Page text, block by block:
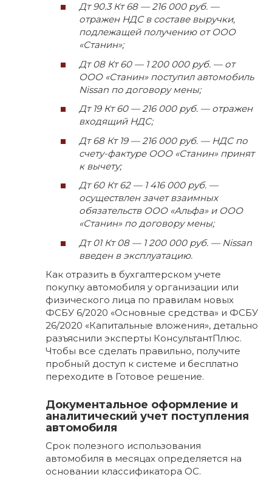
Дт 90.3 Кт 68 — 216 000 руб. —
отражен НДС в составе выручки,
подлежащей получению от ООО
«Станин»;
Дт 08 Кт 60 — 1 200 000 руб. — от
ООО «Станин» поступил автомобиль
Nissan по договору мены;
Дт 19 Кт 60 — 216 000 руб. — отражен
входящий НДС;
Дт 68 Кт 19 — 216 000 руб. — НДС по
счету-фактуре ООО «Станин» принят
к вычету;
Дт 60 Кт 62 — 1 416 000 руб. —
осуществлен зачет взаимных
обязательств ООО «Альфа» и ООО
«Станин» по договору мены;
Дт 01 Кт 08 — 1 200 000 руб. — Nissan
введен в эксплуатацию.
Как отразить в бухгалтерском учете
покупку автомобиля у организации или
физического лица по правилам новых
ФСБУ 6/2020 «Основные средства» и ФСБУ
26/2020 «Капитальные вложения», детально
разъяснили эксперты КонсультантПлюс.
Чтобы все сделать правильно, получите
пробный доступ к системе и бесплатно
переходите в Готовое решение.
Документальное оформление и
аналитический учет поступления
автомобиля
Срок полезного использования
автомобиля в месяцах определяется на
основании классификатора ОС.